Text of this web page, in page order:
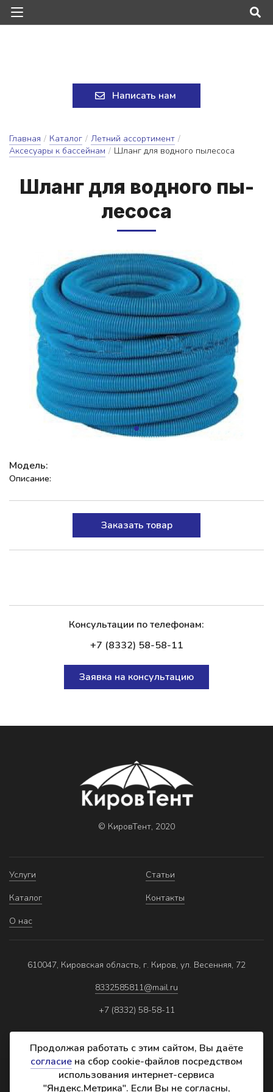
Написать нам
Главная / Каталог / Летний ассортимент /
Аксесуары к бассейнам / Шланг для водного пылесоса
Шланг для вод­но­го пы­
ле­со­са
Модель:
Описание:
Заказать товар
Консультации по телефонам:
+7 (8332) 58-58-11
Заявка на консультацию
© КировТент, 2020
Услуги
Каталог
О нас
Статьи
Контакты
610047, Кировская область, г. Киров, ул. Весенняя, 72
8332585811@mail.ru
+7 (8332) 58-58-11
Политика обработки персональных данных
Продолжая работать с этим сайтом, Вы даёте
согласие на сбор cookie-файлов посредством
использования интернет-сервиса
"Яндекс.Метрика". Если Вы не согласны,